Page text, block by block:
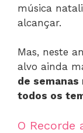
música
alcançar.
Mas, neste
alvo ainda
de
todos os
O Recorde